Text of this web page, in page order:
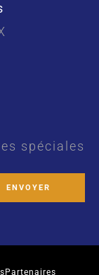
spéciales
Partenaires